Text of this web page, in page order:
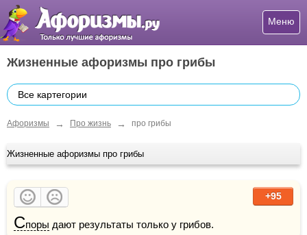
Меню
Жизненные афоризмы про грибы
Все картегории
Афоризмы → Про жизнь → про грибы
Жизненные афоризмы про грибы
+95
Споры дают результаты только у грибов.